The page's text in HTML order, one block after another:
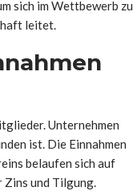
sich im Wettbewerb zu
leitet.
Unternehmen
ist. Die Einnahmen
belaufen sich auf
Zins und Tilgung.